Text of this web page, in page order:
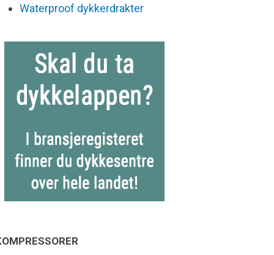
Waterproof dykkerdrakter